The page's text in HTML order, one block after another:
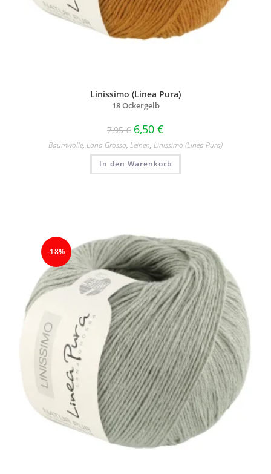
Linissimo (Linea Pura)
18 Ockergelb
7,95€ 6,50 €
Baumwolle, Lana Grossa, Leinen, Linissimo (Linea Pura)
In den Warenkorb
-18%